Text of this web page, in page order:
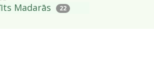
Madarās 22